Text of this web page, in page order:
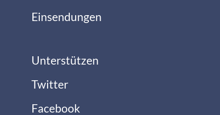
Twitter
Unterstützen
Einsendungen
Facebook